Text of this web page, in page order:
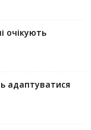
очікують
адаптуватися